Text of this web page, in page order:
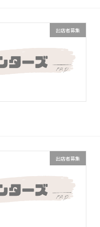
出店者募集
出店者募集